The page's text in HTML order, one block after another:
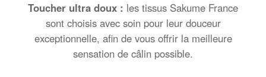
Toucher ultra doux : les tissus Sakume France
sont choisis avec soin pour leur douceur
exceptionnelle, afin de vous offrir la meilleure
sensation de câlin possible.